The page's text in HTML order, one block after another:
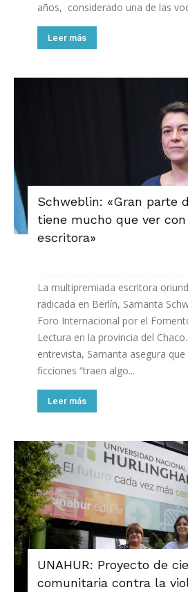
años, considerado una de las
Leer más
Schweblin: «Gran parte
tiene mucho que ver
escritora»
La multipremiada escritora
radicada en Berlín, Samanta
Foro Internacional por el
Lectura en la provincia del
entrevista, Samanta asegura que
ficciones “traen algo...
Leer más
UNAHUR: Proyecto de
comunitaria contra la